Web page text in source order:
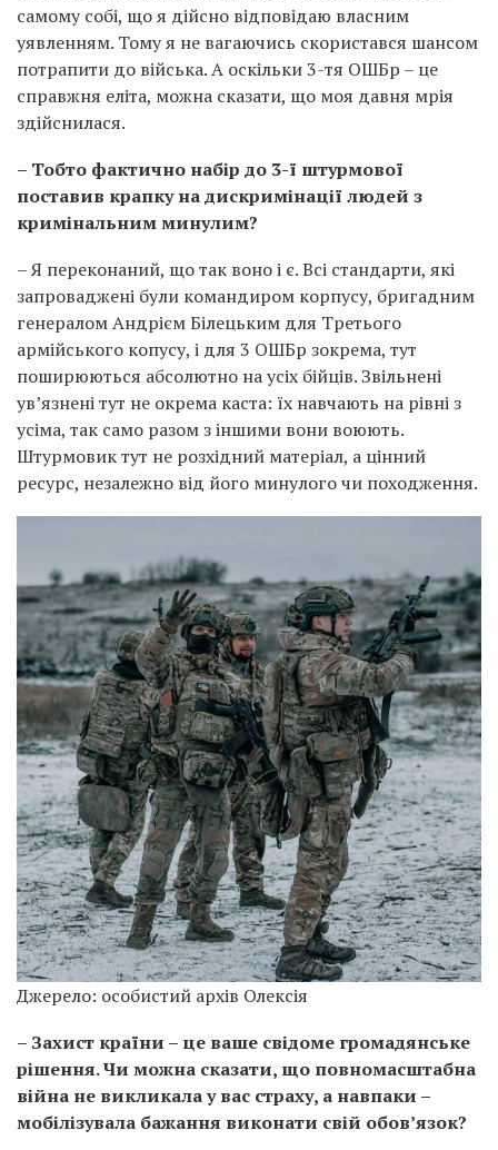
самому собі, що я дійсно відповідаю власним
уявленням. Тому я не вагаючись скористався шансом
потрапити до війська. А оскільки 3-тя ОШБр – це
справжня еліта, можна сказати, що моя давня мрія
здійснилася.
– Тобто фактично набір до 3-ї штурмової
поставив крапку на дискримінації людей з
кримінальним минулим?
– Я переконаний, що так воно і є. Всі стандарти, які
запроваджені були командиром корпусу, бригадним
генералом Андрієм Білецьким для Третього
армійського копусу, і для 3 ОШБр зокрема, тут
поширюються абсолютно на усіх бійців. Звільнені
ув’язнені тут не окрема каста: їх навчають на рівні з
усіма, так само разом з іншими вони воюють.
Штурмовик тут не розхідний матеріал, а цінний
ресурс, незалежно від його минулого чи походження.
Джерело: особистий архів Олексія
– Захист країни – це ваше свідоме громадянське
рішення. Чи можна сказати, що повномасштабна
війна не викликала у вас страху, а навпаки –
мобілізувала бажання виконати свій обов’язок?